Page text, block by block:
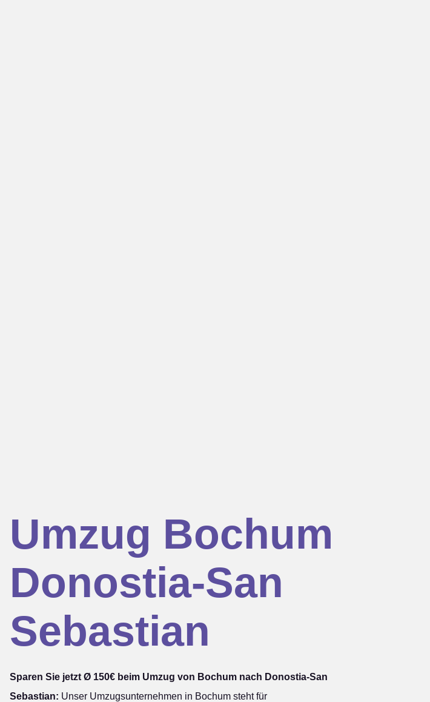
Umzug Bochum
Donostia-San
Sebastian
Sparen Sie jetzt Ø 150€ beim Umzug von Bochum nach Donostia-San
Sebastian: Unser Umzugsunternehmen in Bochum steht für